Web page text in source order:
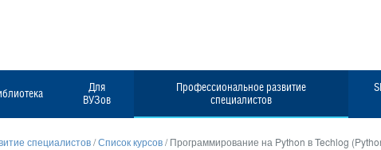
Для
ВУЗов
Профессиональное развитие
специалистов
специалистов/Список курсов/Программирование на Python в Techlog